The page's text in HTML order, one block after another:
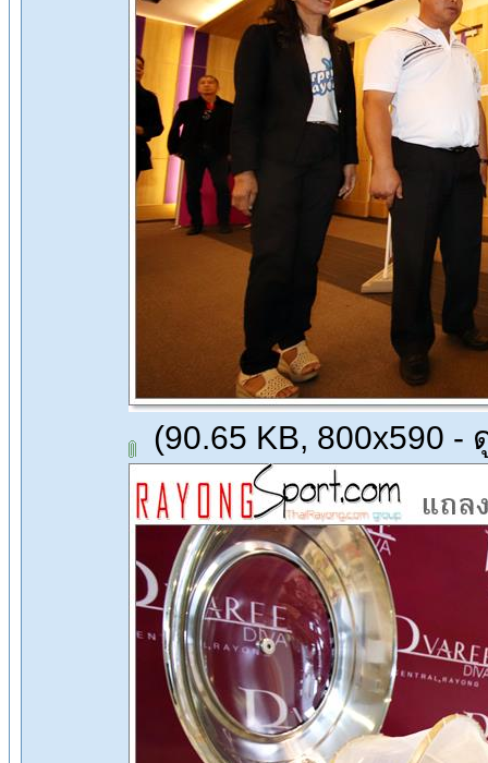
(90.65 KB, 800x590 -